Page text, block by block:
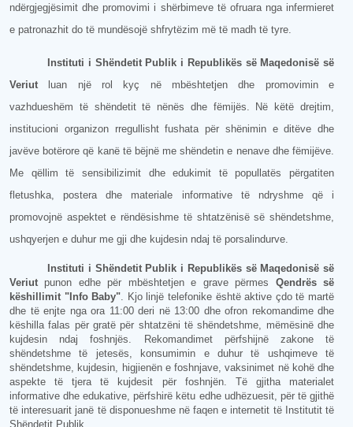
ndërgjegjësimit dhe promovimi i shërbimeve të ofruara nga infermieret
e patronazhit do të mundësojë shfrytëzim më të madh të tyre.
Instituti i Shëndetit Publik i Republikës së Maqedonisë së
Veriut luan një rol kyç në mbështetjen dhe promovimin e
vazhdueshëm të shëndetit të nënës dhe fëmijës. Në këtë drejtim,
institucioni organizon rregullisht fushata për shënimin e ditëve dhe
javëve botërore që kanë të bëjnë me shëndetin e nenave dhe fëmijëve.
Me qëllim të sensibilizimit dhe edukimit të popullatës përgatiten
fletushka, postera dhe materiale informative të ndryshme që i
promovojnë aspektet e rëndësishme të shtatzënisë së shëndetshme,
ushqyerjen e duhur me gji dhe kujdesin ndaj të porsalindurve.
Instituti i Shëndetit Publik i Republikës së Maqedonisë së
Veriut punon edhe për mbështetjen e grave përmes Qendrës së
këshillimit "Info Baby" . Kjo linjë telefonike është aktive çdo të martë
dhe të enjte nga ora 11:00 deri në 13:00 dhe ofron rekomandime dhe
këshilla falas për gratë për shtatzëni të shëndetshme, mëmësinë dhe
kujdesin ndaj foshnjës. Rekomandimet përfshijnë zakone të
shëndetshme të jetesës, konsumimin e duhur të ushqimeve të
shëndetshme, kujdesin, higjienën e foshnjave, vaksinimet në kohë dhe
aspekte të tjera të kujdesit për foshnjën. Të gjitha materialet
informative dhe edukative, përfshirë këtu edhe udhëzuesit, për të gjithë
të interesuarit janë të disponueshme në faqen e internetit të Institutit të
Shëndetit Publik.